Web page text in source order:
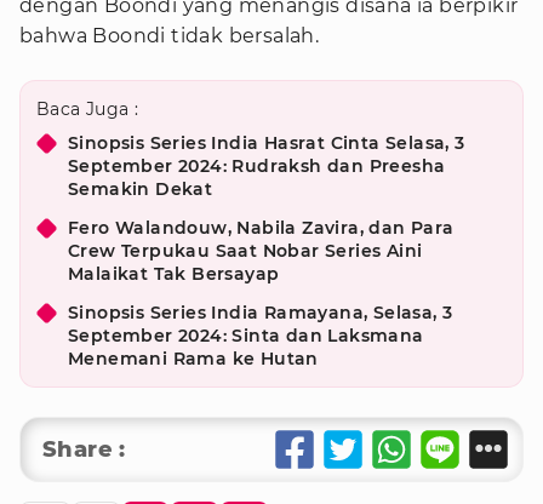
dengan Boondi yang menangis disana ia berpikir
bahwa Boondi tidak bersalah.
Baca Juga :
Sinopsis Series India Hasrat Cinta Selasa, 3
September 2024: Rudraksh dan Preesha
Semakin Dekat
Fero Walandouw, Nabila Zavira, dan Para
Crew Terpukau Saat Nobar Series Aini
Malaikat Tak Bersayap
Sinopsis Series India Ramayana, Selasa, 3
September 2024: Sinta dan Laksmana
Menemani Rama ke Hutan
Share :